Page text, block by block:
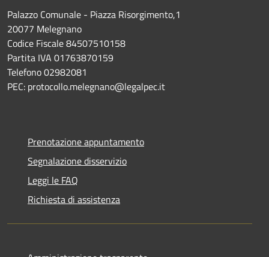
Palazzo Comunale - Piazza Risorgimento,1
20077 Melegnano
Codice Fiscale 84507510158
Partita IVA 01763870159
Telefono 02982081
PEC: protocollo.melegnano@legalpec.it
Prenotazione appuntamento
Segnalazione disservizio
Leggi le FAQ
Richiesta di assistenza